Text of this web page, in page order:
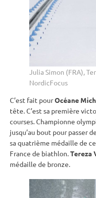
Julia Simon (FRA),
NordicFocus
C’est fait pourOcéane
tête. C’est sa première
courses. Championne
jusqu’au bout pour passer
sa quatrième médaille de
France de biathlon. Tereza
médaille de bronze.